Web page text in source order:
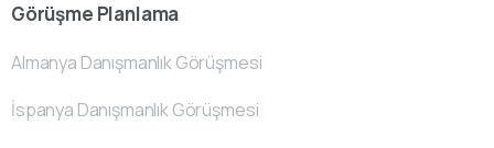
Görüşme Planlama
Almanya Danışmanlık Görüşmesi
İspanya Danışmanlık Görüşmesi